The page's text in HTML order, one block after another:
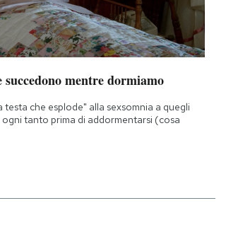
succedono mentre dormiamo
testa che esplode" alla sexsomnia a quegli
ogni tanto prima di addormentarsi (cosa